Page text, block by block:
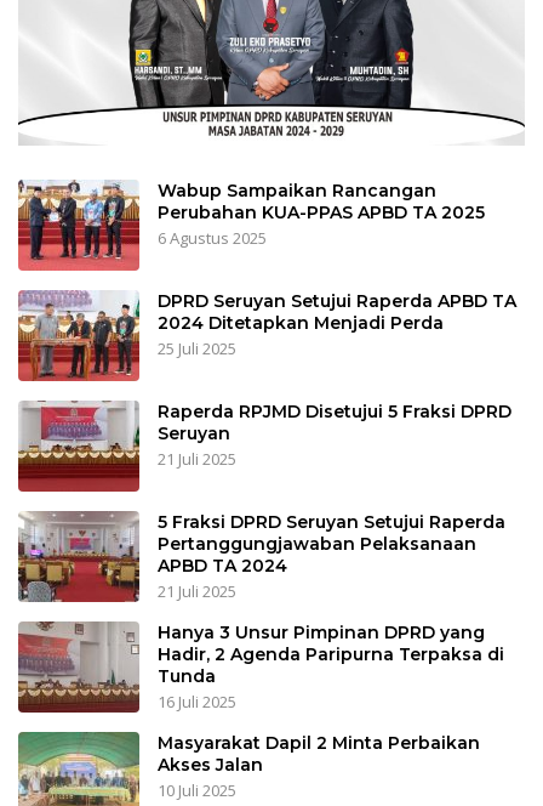
Wabup Sampaikan Rancangan
Perubahan KUA-PPAS APBD TA 2025
6 Agustus 2025
DPRD Seruyan Setujui Raperda APBD TA
2024 Ditetapkan Menjadi Perda
25 Juli 2025
Raperda RPJMD Disetujui 5 Fraksi DPRD
Seruyan
21 Juli 2025
5 Fraksi DPRD Seruyan Setujui Raperda
Pertanggungjawaban Pelaksanaan
APBD TA 2024
21 Juli 2025
Hanya 3 Unsur Pimpinan DPRD yang
Hadir, 2 Agenda Paripurna Terpaksa di
Tunda
16 Juli 2025
Masyarakat Dapil 2 Minta Perbaikan
Akses Jalan
10 Juli 2025